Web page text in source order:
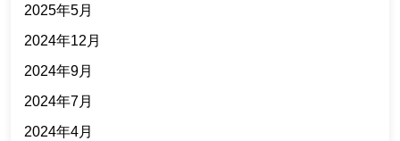
2025年5月
2024年12月
2024年9月
2024年7月
2024年4月